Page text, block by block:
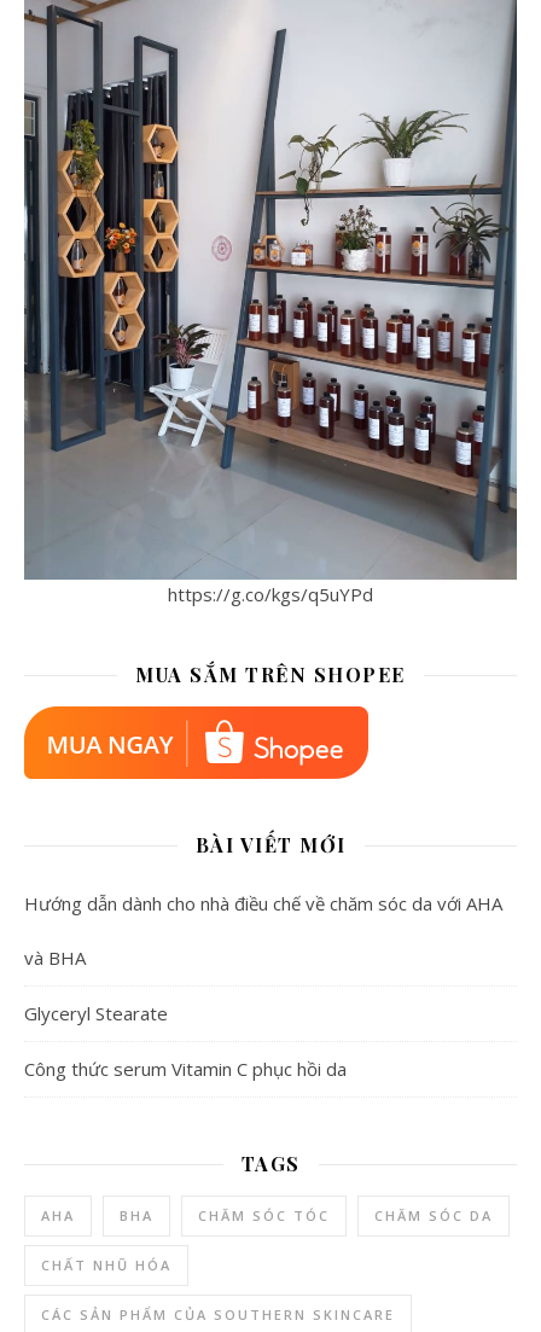
https://g.co/kgs/q5uYPd
MUA SẮM TRÊN SHOPEE
BÀI VIẾT MỚI
Hướng dẫn dành cho nhà điều chế về chăm sóc da với AHA
và BHA
Glyceryl Stearate
Công thức serum Vitamin C phục hồi da
TAGS
AHA BHA CHĂM SÓC TÓC CHĂM SÓC DA
CHẤT NHŨ HÓA
CÁC SẢN PHẨM CỦA SOUTHERN SKINCARE